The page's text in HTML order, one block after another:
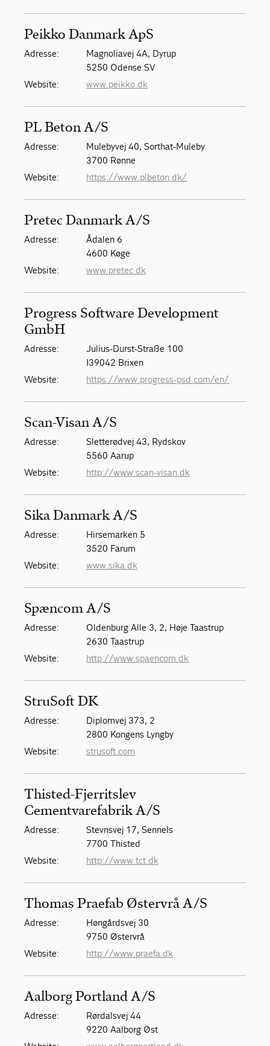
Peikko Danmark ApS
Adresse:
Magnoliavej 4A, Dyrup
5250 Odense SV
Website:
www.peikko.dk
PL Beton A/S
Adresse:
Mulebyvej 40, Sorthat-Muleby
3700 Rønne
Website:
https://www.plbeton.dk/
Pretec Danmark A/S
Adresse:
Ådalen 6
4600 Køge
Website:
www.pretec.dk
Progress Software Development
GmbH
Adresse:
Julius-Durst-Straße 100
I39042 Brixen
Website:
https://www.progress-psd.com/en/
Scan-Visan A/S
Adresse:
Sletterødvej 43, Rydskov
5560 Aarup
Website:
http://www.scan-visan.dk
Sika Danmark A/S
Adresse:
Hirsemarken 5
3520 Farum
Website:
www.sika.dk
Spæncom A/S
Adresse:
Oldenburg Alle 3, 2, Høje Taastrup
2630 Taastrup
Website:
http://www.spaencom.dk
StruSoft DK
Adresse:
Diplomvej 373, 2
2800 Kongens Lyngby
Website:
strusoft.com
Thisted-Fjerritslev
Cementvarefabrik A/S
Adresse:
Stevnsvej 17, Sennels
7700 Thisted
Website:
http://www.tct.dk
Thomas Praefab Østervrå A/S
Adresse:
Høngårdsvej 30
9750 Østervrå
Website:
http://www.praefa.dk
Aalborg Portland A/S
Adresse:
Rørdalsvej 44
9220 Aalborg Øst